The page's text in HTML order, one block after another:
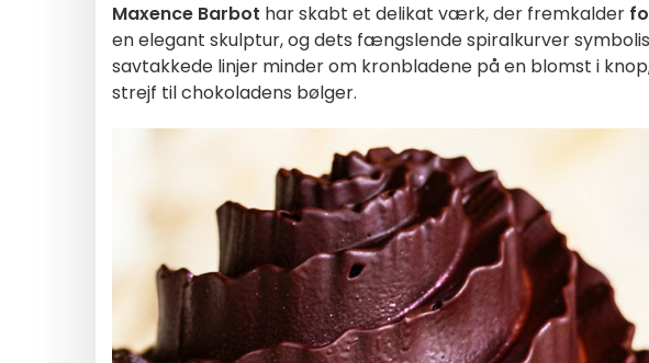
Maxence Barbot har skabt et delikat værk, der fremkalder
en elegant skulptur, og dets fængslende spiralkurver
savtakkede linjer minder om kronbladene på en blomst i
strejf til chokoladens bølger.